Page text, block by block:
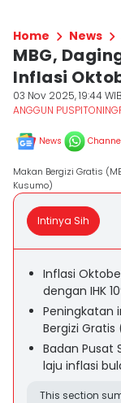
Home News
MBG,
Inflasi
03 Nov 2025, 19:44 WIB
ANGGUN
News
Makan Bergizi Gratis
Kusumo)
Intinya Sih
Inflasi
dengan IHK
Peningkatan
Bergizi
Badan Pusat
laju inflasi
This section